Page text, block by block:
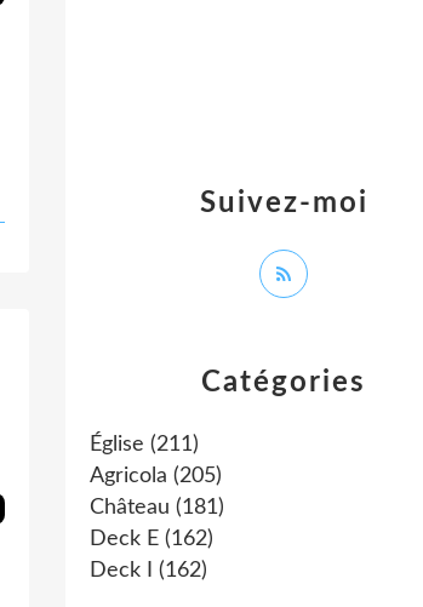
Catégories
Église (211)
Agricola (205)
Château (181)
Deck E (162)
Deck I
(162)
Suivez-moi